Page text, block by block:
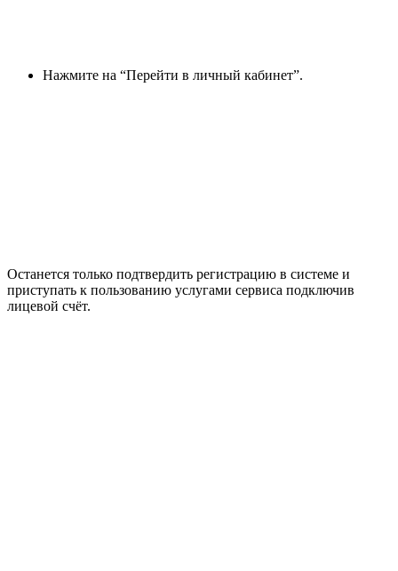
Нажмите на “Перейти в личный кабинет”.
Останется только подтвердить регистрацию в системе и
приступать к пользованию услугами сервиса подключив
лицевой счёт.